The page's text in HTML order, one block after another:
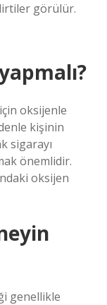
görülür.
oksijenle
kişinin
sigarayı
önemlidir.
oksijen
genellikle